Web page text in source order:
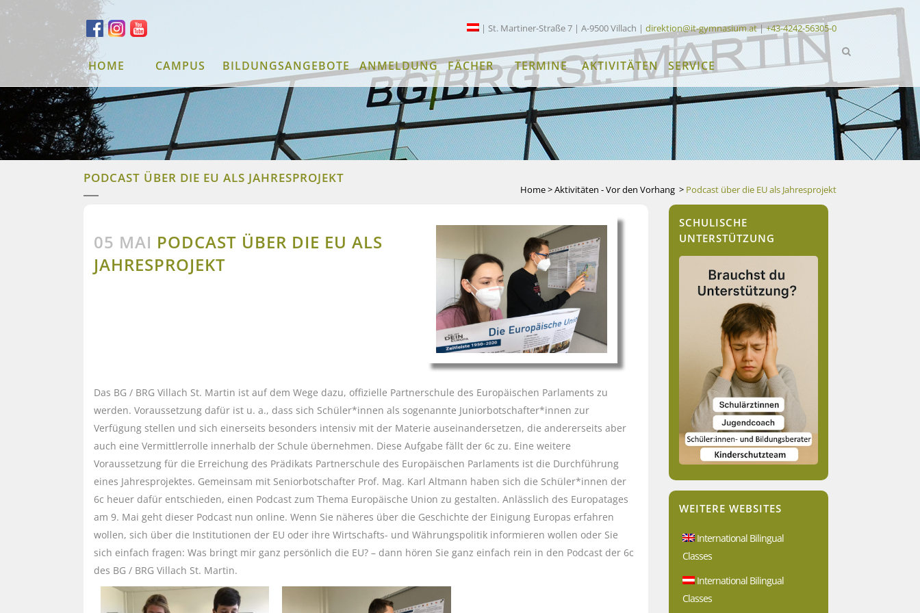
| St. Martiner-Straße 7 | A-9500 Villach | direktion@it-gymnasium.at|+43-4242-56305-0
HOME CAMPUS BILDUNGSANGEBOTE ANMELDUNG FÄCHER TERMINE AKTIVITÄTEN SERVICE
PODCAST ÜBER DIE EU ALS JAHRESPROJEKT
Home>Aktivitäten - Vor den Vorhang > Podcast über die EU als Jahresprojekt
05 MAI PODCAST ÜBER DIE EU ALS
JAHRESPROJEKT
Das BG / BRG Villach St. Martin ist auf dem Wege dazu, offizielle Partnerschule des Europäischen Parlaments zu
werden. Voraussetzung dafür ist u. a., dass sich Schüler*innen als sogenannte Juniorbotschafter*innen zur
Verfügung stellen und sich einerseits besonders intensiv mit der Materie auseinandersetzen, die andererseits aber
auch eine Vermittlerrolle innerhalb der Schule übernehmen. Diese Aufgabe fällt der 6c zu. Eine weitere
Voraussetzung für die Erreichung des Prädikats Partnerschule des Europäischen Parlaments ist die Durchführung
eines Jahresprojektes. Gemeinsam mit Seniorbotschafter Prof. Mag. Karl Altmann haben sich die Schüler*innen der
6c heuer dafür entschieden, einen Podcast zum Thema Europäische Union zu gestalten. Anlässlich des Europatages
am 9. Mai geht dieser Podcast nun online. Wenn Sie näheres über die Geschichte der Einigung Europas erfahren
wollen, sich über die Institutionen der EU oder ihre Wirtschafts- und Währungspolitik informieren wollen oder Sie
sich einfach fragen: Was bringt mir ganz persönlich die EU? – dann hören Sie ganz einfach rein in den Podcast der 6c
des BG / BRG Villach St. Martin.
SCHULISCHE
UNTERSTÜTZUNG
WEITERE WEBSITES
International Bilingual
Classes
International Bilingual
Classes